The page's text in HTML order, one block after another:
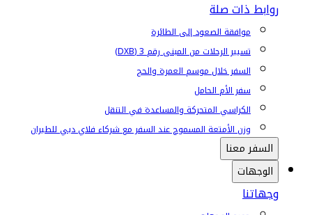
روابط ذات صلة
موافقة الصعود إلى الطائرة
تسيير الرحلات من المبنى رقم 3 (DXB)
السفر خلال موسم العمرة والحج
سفر الأم الحامل
الكراسي المتحركة والمساعدة في التنقل
وزن الأمتعة المسموح عند السفر مع شركاء فلاي دبي للطيران
السفر معنا
الوجهات
وجهاتنا